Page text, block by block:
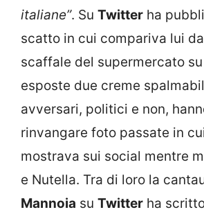
italiane”. Su Twitter ha
scatto in cui compariva lui
scaffale del supermercato
esposte due creme
avversari, politici e non,
rinvangare foto passate in
mostrava sui social mentre
e Nutella. Tra di loro la
Mannoia su Twitter ha